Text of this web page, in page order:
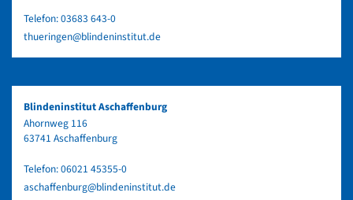
Telefon:03683 643-0
thueringen@blindeninstitut.de
Blindeninstitut Aschaffenburg
Ahornweg 116
63741 Aschaffenburg
Telefon:06021 45355-0
aschaffenburg@blindeninstitut.de